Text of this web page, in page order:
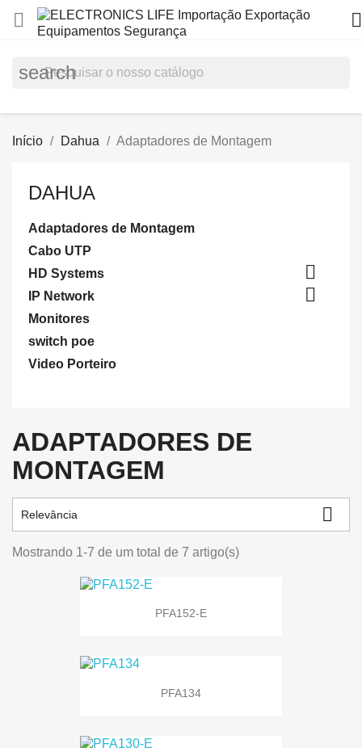
 
search
Início Dahua Adaptadores de Montagem
DAHUA
Adaptadores de Montagem
Cabo UTP
HD Systems

IP Network 
Monitores
switch poe
Video Porteiro
ADAPTADORES DE
MONTAGEM
Relevância 
Mostrando 1-7 de um total de 7 artigo(s)
PFA152-E
PFA134